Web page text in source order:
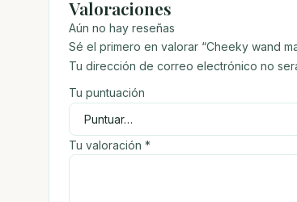
Valoraciones
Aún no hay reseñas
Sé el primero en valorar “Cheeky wand
Tu dirección de correo electrónico no
Tu puntuación
Tu valoración *